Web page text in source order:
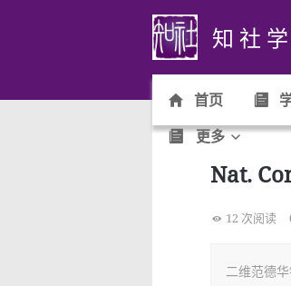
知 社
首页
更多
Nat.
12 次阅读
二维范德